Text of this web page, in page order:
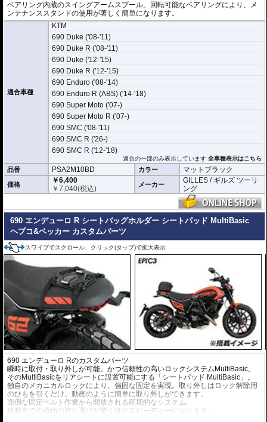
ベアリング内蔵のスイングアームスプール。回転可能なベアリングにより、メ
ンテナンススタンドの使用が著しく簡単になります。
適合車種
KTM
690 Duke ('08-'11)
690 Duke R ('08-'11)
690 Duke ('12-'15)
690 Duke R ('12-'15)
690 Enduro ('08-'14)
690 Enduro R (ABS) ('14-'18)
690 Super Moto ('07-)
690 Super Moto R ('07-)
690 SMC ('08-'11)
690 SMC R ('26-)
690 SMC R ('12-'18)
適合の一部のみ表示しています全車種表示はこちら
品番 PSA2M10BD カラー マットブラック
価格
￥6,400
￥7,040(税込) メーカー
GILLES / ギルズ ツーリ
ング
690 エンデューロ R シートバッグホルダー シートパッド MultiBasic
ヘプコ&ベッカー カスタムパーツ
スワイプでスクロール、クリック(タップ)で拡大表示
690 エンデューロ Rのカスタムパーツ
瞬時に取付・取り外しが可能。かつ信頼性の高いロックシステムMultiBasic。
そのMultiBasicをリアシートに設置可能にする「シートパッド MultiBasic」。
独自のメカニカルロックにより、強固な固定を実現。取り外しはロック解除用
のひもを引くだけ。動画のように簡単に取り外しができます。
面倒な固定ベルト作業から開放される画期的なシステム。
移動先での荷物の持ち運びが驚くほどスピーディーになります。